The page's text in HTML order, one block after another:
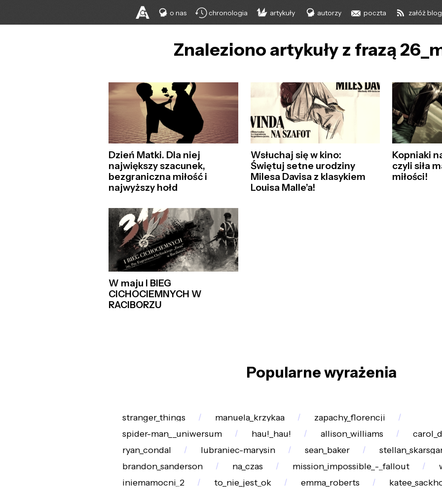
o nas chronologia artykuły autorzy poczta załóż
Znaleziono artykuły z frazą
Dzień Matki. Dla niej
największy szacunek,
bezgraniczna miłość i
najwyższy hołd
Wsłuchaj się w kino:
Świętuj setne urodziny
Milesa Davisa z klasykiem
Louisa Malle’a!
Kopniaki
czyli siła
miłości!
W maju I BIEG
CICHOCIEMNYCH W
RACIBORZU
Popularne wyrażenia
stranger_things manuela_krzykaa
zapachy_florencji
spider-man__uniwersum
hau!_hau! allison_williams
ryan_condal
lubraniec-marysin sean_baker
brandon_sanderson
na_czas mission_impossible_-_fallout
iniemamocni_2
to_nie_jest_ok emma_roberts